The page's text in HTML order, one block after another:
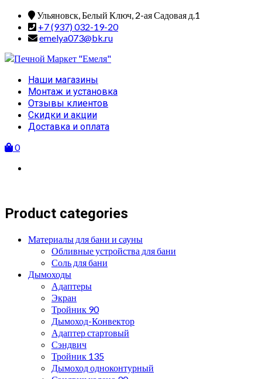
Skip
content
Ульяновск, Белый Ключ, 2-ая Садовая д.1
+7 (937) 032-19-20
emelya073@bk.ru
Primary
Menu
Наши магазины
Монтаж и установка
Отзывы клиентов
Скидки и акции
Доставка и оплата
0
Product categories
Материалы для бани и сауны
Обливные устройства для бани
Соль для бани
Дымоходы
Адаптеры
Экран
Тройник 90
Дымоход-Конвектор
Адаптер стартовый
Сэндвич
Тройник 135
Дымоход одноконтурный